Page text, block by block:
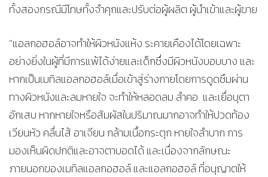
ทั้งสองกรณีมีโทษทั้งจำคุกและปรับต่อผู้ผลิต ผู้นำเข้าและผู้ขาย
“แอลกอฮอล์อาจทำให้ผิวหนังแห้ง ระคายเคืองได้โดยเฉพาะ
อย่างยิ่งในผู้ที่มีการแพ้ได้ง่ายและเด็กซึ่งมีผิวหนังบอบบาง และ
หากเป็นเมทิลแอลกอฮอล์เมื่อเข้าสู่ร่างกายโดยการดูดซึมผ่าน
ทางผิวหนังและลมหายใจ จะทำให้หลอดลม ลำคอ และเยื่อบุตา
อักเสบ หากหายใจหรือสัมผัสในปริมาณมากอาจทำให้ปวดท้อง
เวียนหัว คลื่นไส้ อาเจียน กล้ามเนื้อกระตุก หายใจลําบาก การ
มองเห็นผิดปกติและอาจตาบอดได้ และเนื่องจากลักษณะ
ภายนอกของเมทิลแอลกอฮอล์ และแอลกอฮอล์ ที่อนุญาตให้